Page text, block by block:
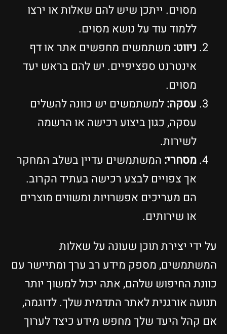
מסוים. ייתכן שיש להם שאלות או ירצו
ללמוד עוד על נושא מסוים.
ניווט: משתמשים מחפשים אתר או דף
אינטרנט ספציפיים. יש להם בראש יעד
מסוים.
עסקה:למשתמשים יש כוונה להשלים
עסקה, כגון ביצוע רכישה או הרשמה
לשירות.
מסחרי: המשתמשים עדיין בשלב המחקר
אך צפויים לבצע רכישה בעתיד הקרוב.
הם מעריכים אפשרויות ומשווים מוצרים
או שירותים.
על ידי יצירת תוכן שעונה על שאלות
המשתמשים, מספק מידע רב ערך ומתיישר עם
כוונת החיפוש שלהם, אתה יכול למשוך יותר
תנועה אורגנית לאתר התדמית שלך. לדוגמה,
אם קהל היעד שלך מחפש מידע כיצד לערוך